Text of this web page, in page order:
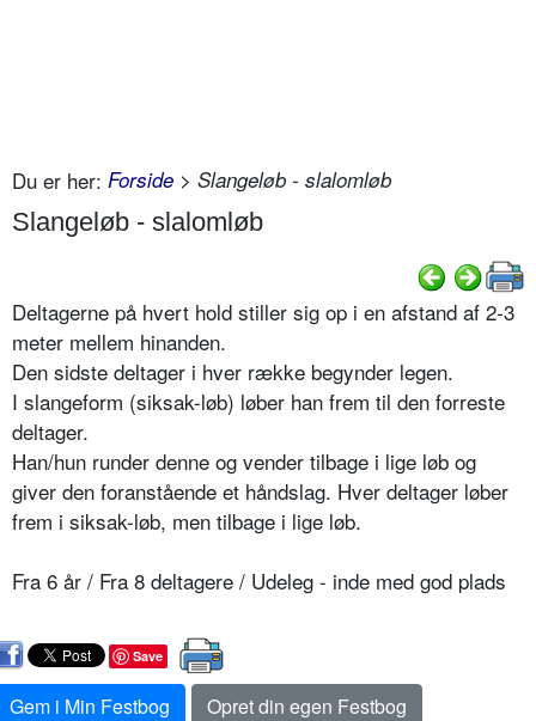
Du er her: Forside > Slangeløb - slalomløb
Slangeløb - slalomløb
Deltagerne på hvert hold stiller sig op i en afstand af 2-3
meter mellem hinanden.
Den sidste deltager i hver række begynder legen.
I slangeform (siksak-løb) løber han frem til den forreste
deltager.
Han/hun runder denne og vender tilbage i lige løb og
giver den foranstående et håndslag. Hver deltager løber
frem i siksak-løb, men tilbage i lige løb.
Fra 6 år / Fra 8 deltagere / Udeleg - inde med god plads
Save
Gem i Min Festbog
Opret din egen Festbog